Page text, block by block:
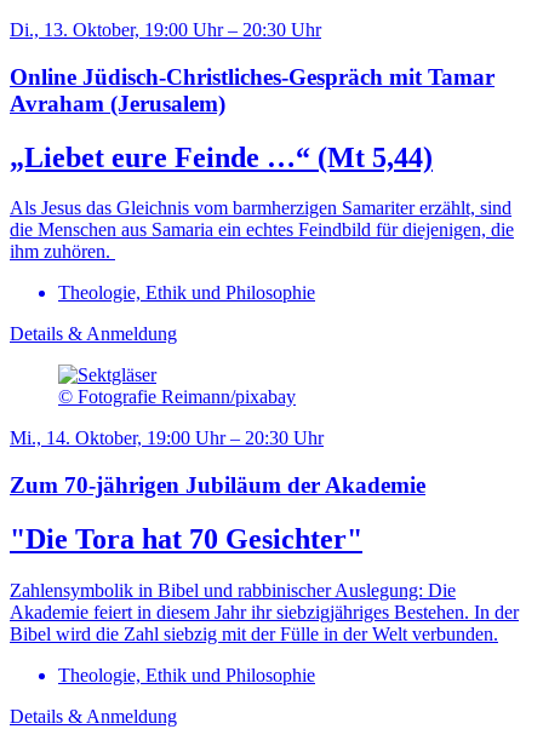
Di., 13. Oktober, 19:00 Uhr – 20:30 Uhr
Online Jüdisch-Christliches-Gespräch mit Tamar
Avraham (Jerusalem)
„Liebet eure Feinde …“ (Mt 5,44)
Als Jesus das Gleichnis vom barmherzigen Samariter erzählt, sind
die Menschen aus Samaria ein echtes Feindbild für diejenigen, die
ihm zuhören.
Theologie, Ethik und Philosophie
Details & Anmeldung
© Fotografie Reimann/pixabay
Mi., 14. Oktober, 19:00 Uhr – 20:30 Uhr
Zum 70-jährigen Jubiläum der Akademie
"Die Tora hat 70 Gesichter"
Zahlensymbolik in Bibel und rabbinischer Auslegung: Die
Akademie feiert in diesem Jahr ihr siebzigjähriges Bestehen. In der
Bibel wird die Zahl siebzig mit der Fülle in der Welt verbunden.
Theologie, Ethik und Philosophie
Details & Anmeldung